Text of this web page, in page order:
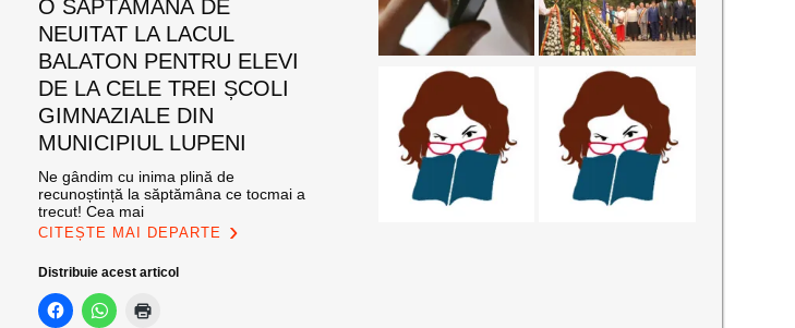
O SĂPTĂMÂNĂ DE
NEUITAT LA LACUL
BALATON PENTRU ELEVI
DE LA CELE TREI ȘCOLI
GIMNAZIALE DIN
MUNICIPIUL LUPENI
Ne gândim cu inima plină de
recunoștință la săptămâna ce tocmai a
trecut! Cea mai
CITEȘTE MAI DEPARTE
Distribuie acest articol